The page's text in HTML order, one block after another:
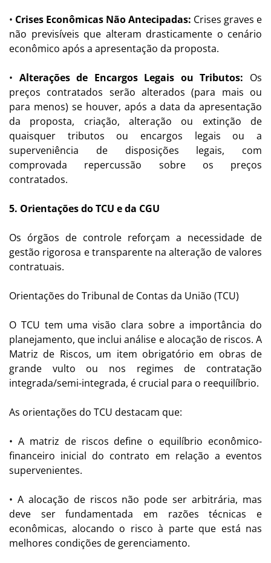
• Crises Econômicas Não Antecipadas: Crises graves e
não previsíveis que alteram drasticamente o cenário
econômico após a apresentação da proposta.
• Alterações de Encargos Legais ou Tributos: Os
preços contratados serão alterados (para mais ou
para menos) se houver, após a data da apresentação
da proposta, criação, alteração ou extinção de
quaisquer tributos ou encargos legais ou a
superveniência de disposições legais, com
comprovada repercussão sobre os preços
contratados.
5. Orientações do TCU e da CGU
Os órgãos de controle reforçam a necessidade de
gestão rigorosa e transparente na alteração de valores
contratuais.
Orientações do Tribunal de Contas da União (TCU)
O TCU tem uma visão clara sobre a importância do
planejamento, que inclui análise e alocação de riscos. A
Matriz de Riscos, um item obrigatório em obras de
grande vulto ou nos regimes de contratação
integrada/semi-integrada, é crucial para o reequilíbrio.
As orientações do TCU destacam que:
• A matriz de riscos define o equilíbrio econômico-
financeiro inicial do contrato em relação a eventos
supervenientes.
• A alocação de riscos não pode ser arbitrária, mas
deve ser fundamentada em razões técnicas e
econômicas, alocando o risco à parte que está nas
melhores condições de gerenciamento.